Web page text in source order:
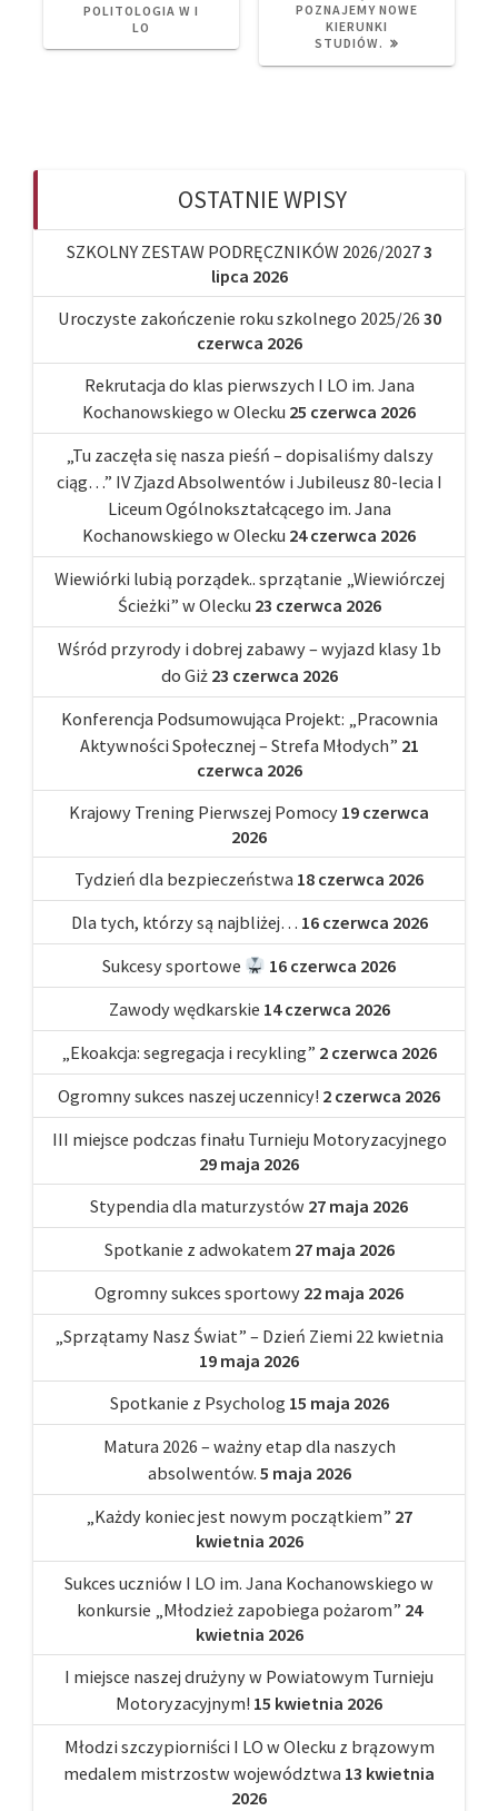
POST:
POLITOLOGIA W I
LO
POST:
POZNAJEMY NOWE
KIERUNKI
STUDIÓW.
OSTATNIE WPISY
SZKOLNY ZESTAW PODRĘCZNIKÓW 2026/20273
lipca 2026
Uroczyste zakończenie roku szkolnego 2025/26 30
czerwca 2026
Rekrutacja do klas pierwszych I LO im. Jana
Kochanowskiego w Olecku 25 czerwca 2026
„Tu zaczęła się nasza pieśń – dopisaliśmy dalszy
ciąg…” IV Zjazd Absolwentów i Jubileusz 80-lecia I
Liceum Ogólnokształcącego im. Jana
Kochanowskiego w Olecku 24 czerwca 2026
Wiewiórki lubią porządek.. sprzątanie „Wiewiórczej
Ścieżki” w Olecku 23 czerwca 2026
Wśród przyrody i dobrej zabawy – wyjazd klasy 1b
do Giż 23 czerwca 2026
Konferencja Podsumowująca Projekt: „Pracownia
Aktywności Społecznej – Strefa Młodych” 21
czerwca 2026
Krajowy Trening Pierwszej Pomocy 19 czerwca
2026
Tydzień dla bezpieczeństwa 18 czerwca 2026
Dla tych, którzy są najbliżej… 16 czerwca 2026
Sukcesy sportowe
16 czerwca 2026
Zawody wędkarskie 14 czerwca 2026
„Ekoakcja: segregacja i recykling” 2 czerwca 2026
Ogromny sukces naszej uczennicy! 2 czerwca 2026
III miejsce podczas finału Turnieju Motoryzacyjnego
29 maja 2026
Stypendia dla maturzystów 27 maja 2026
Spotkanie z adwokatem 27 maja 2026
Ogromny sukces sportowy 22 maja 2026
„Sprzątamy Nasz Świat” – Dzień Ziemi 22 kwietnia
19 maja 2026
Spotkanie z Psycholog 15 maja 2026
Matura 2026 – ważny etap dla naszych
absolwentów. 5 maja 2026
„Każdy koniec jest nowym początkiem” 27
kwietnia 2026
Sukces uczniów I LO im. Jana Kochanowskiego w
konkursie „Młodzież zapobiega pożarom” 24
kwietnia 2026
I miejsce naszej drużyny w Powiatowym Turnieju
Motoryzacyjnym! 15 kwietnia 2026
Młodzi szczypiorniści I LO w Olecku z brązowym
medalem mistrzostw województwa 13 kwietnia
2026